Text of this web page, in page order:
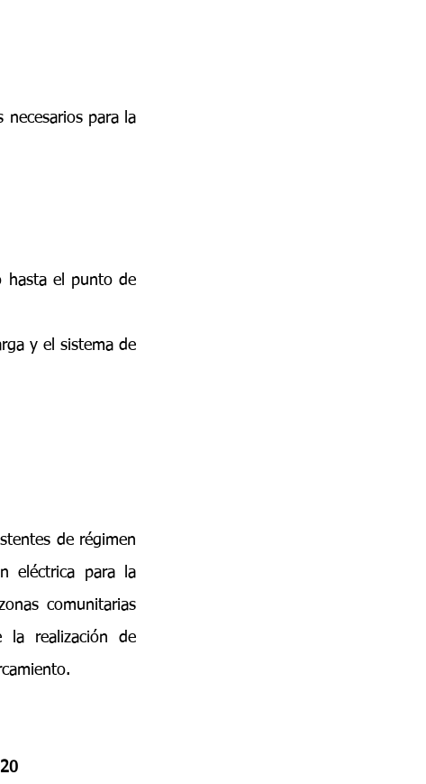
necesarios para la
hasta el punto de
y el sistema de
de régimen
eléctrica para la
comunitarias
la realización de